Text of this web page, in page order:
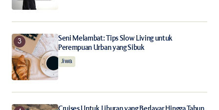
Submit Comment
Seni Melambat: Tips Slow Living untuk
Perempuan Urban yang Sibuk
Jiwa